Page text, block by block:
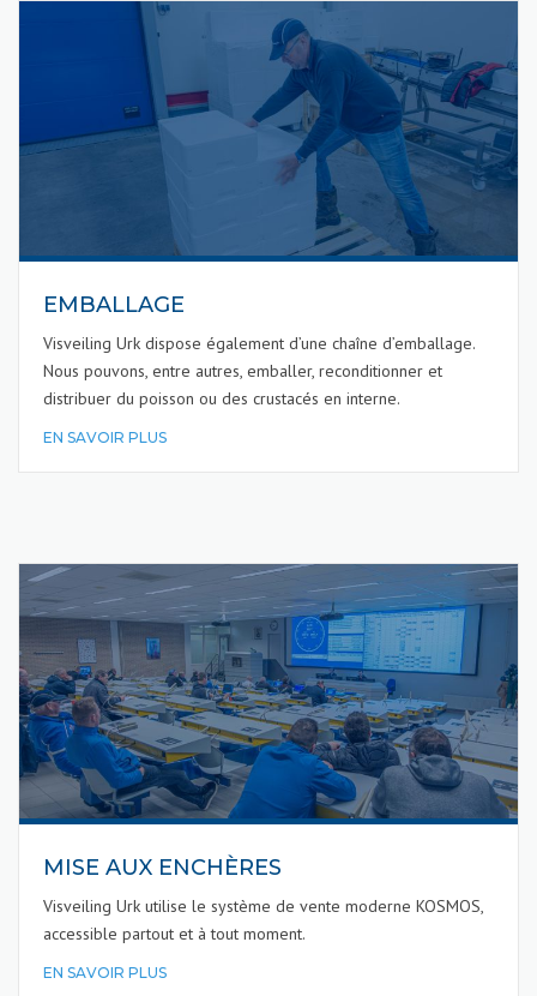
EMBALLAGE
Visveiling Urk dispose également d’une chaîne d’emballage.
Nous pouvons, entre autres, emballer, reconditionner et
distribuer du poisson ou des crustacés en interne.
EN SAVOIR PLUS
MISE AUX ENCHÈRES
Visveiling Urk utilise le système de vente moderne KOSMOS,
accessible partout et à tout moment.
EN SAVOIR PLUS